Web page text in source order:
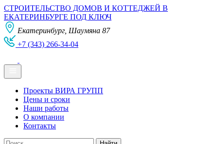
СТРОИТЕЛЬСТВО ДОМОВ И КОТТЕДЖЕЙ В
ЕКАТЕРИНБУРГЕ ПОД КЛЮЧ
Екатеринбург, Шаумяна 87
+7 (343) 266-34-04
Проекты ВИРА ГРУПП
Цены и сроки
Наши работы
О компании
Контакты